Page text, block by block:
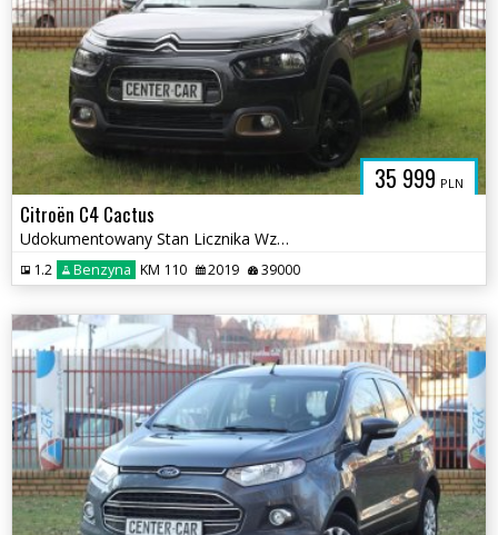
35 999 PLN
Citroën C4 Cactus
Udokumentowany Stan Licznika Wzorowy Stan WARTO
1.2 Benzyna KM 110 2019 39000